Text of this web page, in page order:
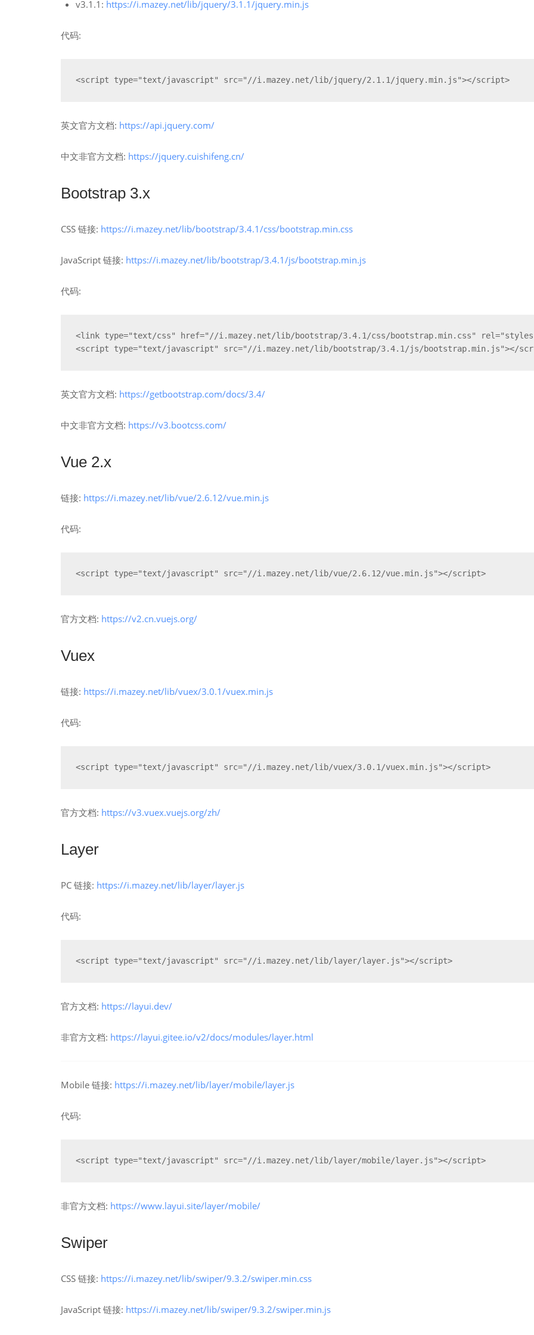
v3.1.1: https://i.mazey.net/lib/jquery/3.1.1/jquery.min.js
代码:
<script type="text/javascript" src="//i.mazey.net/lib/jquery/2.1.1/jquery.min.js"></script>
英文官方文档: https://api.jquery.com/
中文非官方文档: https://jquery.cuishifeng.cn/
Bootstrap 3.x
CSS 链接: https://i.mazey.net/lib/bootstrap/3.4.1/css/bootstrap.min.css
JavaScript 链接: https://i.mazey.net/lib/bootstrap/3.4.1/js/bootstrap.min.js
代码:
<link type="text/css" href="//i.mazey.net/lib/bootstrap/3.4.1/css/bootstrap.min.css"
<script type="text/javascript" src="//i.mazey.net/lib/bootstrap/3.4.1/js/bootstrap.min.js"></
英文官方文档: https://getbootstrap.com/docs/3.4/
中文非官方文档: https://v3.bootcss.com/
Vue 2.x
链接: https://i.mazey.net/lib/vue/2.6.12/vue.min.js
代码:
<script type="text/javascript" src="//i.mazey.net/lib/vue/2.6.12/vue.min.js"></script>
官方文档: https://v2.cn.vuejs.org/
Vuex
链接: https://i.mazey.net/lib/vuex/3.0.1/vuex.min.js
代码:
<script type="text/javascript" src="//i.mazey.net/lib/vuex/3.0.1/vuex.min.js"></script>
官方文档: https://v3.vuex.vuejs.org/zh/
Layer
PC 链接: https://i.mazey.net/lib/layer/layer.js
代码:
<script type="text/javascript" src="//i.mazey.net/lib/layer/layer.js"></script>
官方文档: https://layui.dev/
非官方文档: https://layui.gitee.io/v2/docs/modules/layer.html
Mobile 链接: https://i.mazey.net/lib/layer/mobile/layer.js
代码:
<script type="text/javascript" src="//i.mazey.net/lib/layer/mobile/layer.js"></script>
非官方文档: https://www.layui.site/layer/mobile/
Swiper
CSS 链接: https://i.mazey.net/lib/swiper/9.3.2/swiper.min.css
JavaScript 链接: https://i.mazey.net/lib/swiper/9.3.2/swiper.min.js